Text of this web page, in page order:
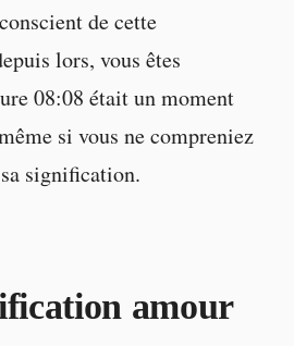
de cette
lors, vous êtes
08:08 était un moment
si vous ne compreniez
signification.
amour